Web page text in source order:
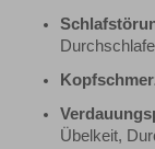
Übelkeit,